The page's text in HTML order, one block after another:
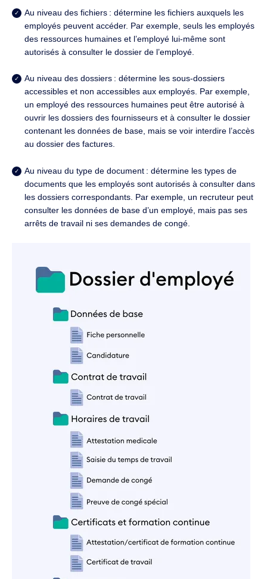
Au niveau des fichiers: détermine les fichiers auxquels les
employés peuvent accéder. Par exemple, seuls les employés
des ressources humaines et l’employé lui-même sont
autorisés à consulter le dossier de l’employé.
Au niveau des dossiers: détermine les sous-dossiers
accessibles et non accessibles aux employés. Par exemple,
un employé des ressources humaines peut être autorisé à
ouvrir les dossiers des fournisseurs et à consulter le dossier
contenant les données de base, mais se voir interdire l’accès
au dossier des factures.
Au niveau du type de document: détermine les types de
documents que les employés sont autorisés à consulter dans
les dossiers correspondants. Par exemple, un recruteur peut
consulter les données de base d’un employé, mais pas ses
arrêts de travail ni ses demandes de congé.